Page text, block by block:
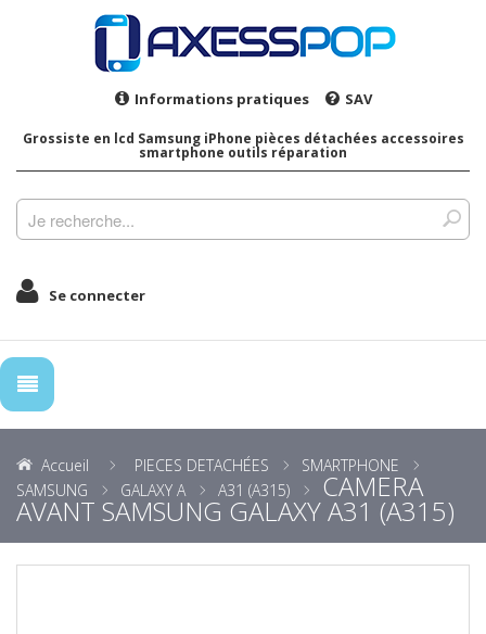
Informations pratiques SAV
Grossiste en lcd Samsung iPhone pièces détachées accessoires
smartphone outils réparation
Se connecter
Accueil PIECES DETACHÉES
SMARTPHONE
SAMSUNG
GALAXY A A31 (A315) CAMERA
AVANT SAMSUNG GALAXY A31 (A315)